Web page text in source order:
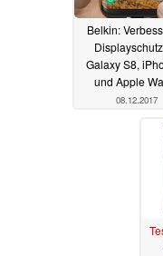
Belkin:
Galaxy S8,
und Apple
08.12.2017